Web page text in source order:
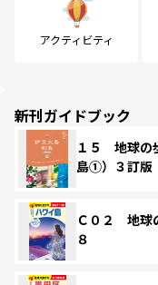
アクティビティ
新刊ガイドブック
１５ 地球
島①）３訂版
Ｃ０２ 地球
８